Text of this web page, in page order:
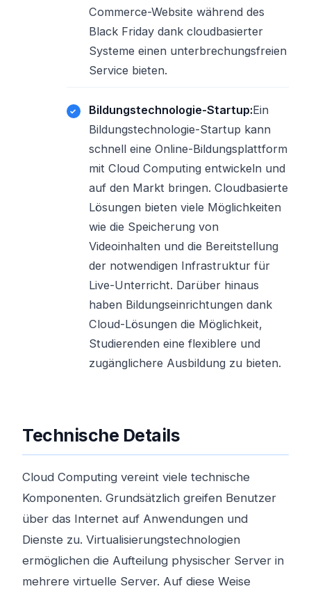
Commerce-Website während des
Black Friday dank cloudbasierter
Systeme einen unterbrechungsfreien
Service bieten.
Bildungstechnologie-Startup:Ein
Bildungstechnologie-Startup kann
schnell eine Online-Bildungsplattform
mit Cloud Computing entwickeln und
auf den Markt bringen. Cloudbasierte
Lösungen bieten viele Möglichkeiten
wie die Speicherung von
Videoinhalten und die Bereitstellung
der notwendigen Infrastruktur für
Live-Unterricht. Darüber hinaus
haben Bildungseinrichtungen dank
Cloud-Lösungen die Möglichkeit,
Studierenden eine flexiblere und
zugänglichere Ausbildung zu bieten.
Technische Details
Cloud Computing vereint viele technische
Komponenten. Grundsätzlich greifen Benutzer
über das Internet auf Anwendungen und
Dienste zu. Virtualisierungstechnologien
ermöglichen die Aufteilung physischer Server in
mehrere virtuelle Server. Auf diese Weise